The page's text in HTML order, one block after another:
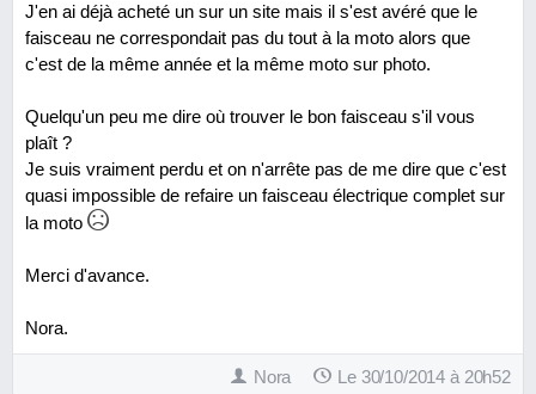
J'en ai déjà acheté un sur un site mais il s'est avéré que le
faisceau ne correspondait pas du tout à la moto alors que
c'est de la même année et la même moto sur photo.
Quelqu'un peu me dire où trouver le bon faisceau s'il vous
plaît ?
Je suis vraiment perdu et on n'arrête pas de me dire que c'est
quasi impossible de refaire un faisceau électrique complet sur
la moto
Merci d'avance.
Nora.
Nora Le 30/10/2014 à 20h52